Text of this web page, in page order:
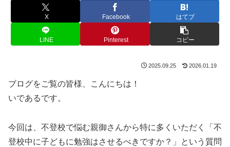
X Facebook はてブ
LINE Pinterest コピー
2025.09.25 2026.01.19
ブログをご覧の皆様、こんにちは！
いであるです。
今回は、不登校で悩む親御さんから特に多くいただく「不
登校中に子どもに勉強はさせるべきですか？」という質問